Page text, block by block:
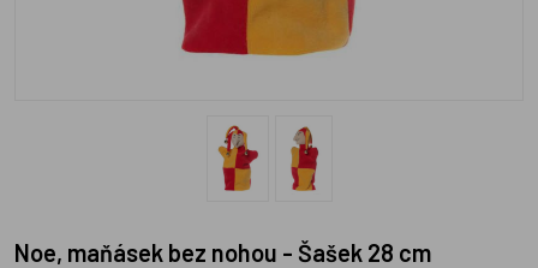
Noe, maňásek bez nohou - Šašek 28 cm